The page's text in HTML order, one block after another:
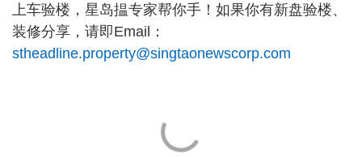
上车验楼，星岛揾专家帮你手！如果你有新盘验楼、
装修分享，请即Email：
stheadline.property@singtaonewscorp.com